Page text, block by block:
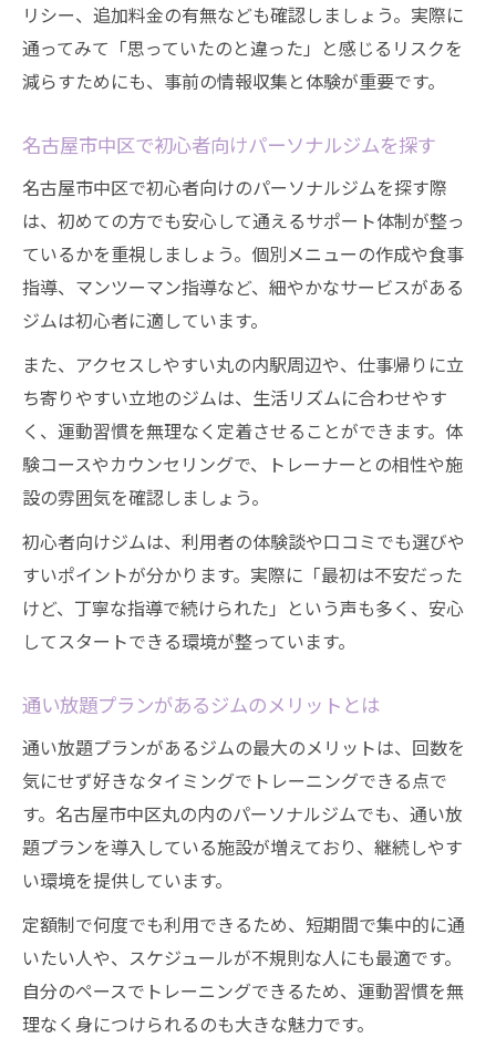
リシー、追加料金の有無なども確認しましょう。実際に
通ってみて「思っていたのと違った」と感じるリスクを
減らすためにも、事前の情報収集と体験が重要です。
名古屋市中区で初心者向けパーソナルジムを探す
名古屋市中区で初心者向けのパーソナルジムを探す際
は、初めての方でも安心して通えるサポート体制が整っ
ているかを重視しましょう。個別メニューの作成や食事
指導、マンツーマン指導など、細やかなサービスがある
ジムは初心者に適しています。
また、アクセスしやすい丸の内駅周辺や、仕事帰りに立
ち寄りやすい立地のジムは、生活リズムに合わせやす
く、運動習慣を無理なく定着させることができます。体
験コースやカウンセリングで、トレーナーとの相性や施
設の雰囲気を確認しましょう。
初心者向けジムは、利用者の体験談や口コミでも選びや
すいポイントが分かります。実際に「最初は不安だった
けど、丁寧な指導で続けられた」という声も多く、安心
してスタートできる環境が整っています。
通い放題プランがあるジムのメリットとは
通い放題プランがあるジムの最大のメリットは、回数を
気にせず好きなタイミングでトレーニングできる点で
す。名古屋市中区丸の内のパーソナルジムでも、通い放
題プランを導入している施設が増えており、継続しやす
い環境を提供しています。
定額制で何度でも利用できるため、短期間で集中的に通
いたい人や、スケジュールが不規則な人にも最適です。
自分のペースでトレーニングできるため、運動習慣を無
理なく身につけられるのも大きな魅力です。